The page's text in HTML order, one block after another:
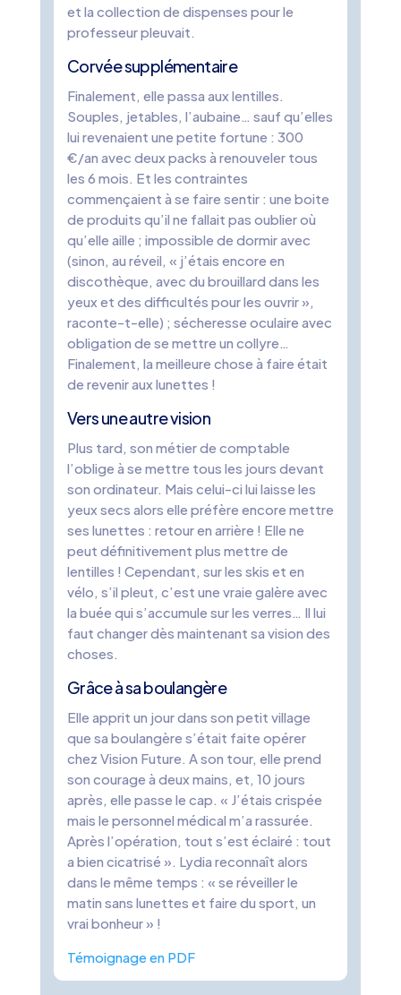
et la collection de dispenses pour le
professeur pleuvait.
Corvée supplémentaire
Finalement, elle passa aux lentilles.
Souples, jetables, l’aubaine… sauf qu’elles
lui revenaient une petite fortune : 300
€/an avec deux packs à renouveler tous
les 6 mois. Et les contraintes
commençaient à se faire sentir : une boite
de produits qu’il ne fallait pas oublier où
qu’elle aille ; impossible de dormir avec
(sinon, au réveil, « j’étais encore en
discothèque, avec du brouillard dans les
yeux et des difficultés pour les ouvrir »,
raconte-t-elle) ; sécheresse oculaire avec
obligation de se mettre un collyre…
Finalement, la meilleure chose à faire était
de revenir aux lunettes !
Vers une autre vision
Plus tard, son métier de comptable
l’oblige à se mettre tous les jours devant
son ordinateur. Mais celui-ci lui laisse les
yeux secs alors elle préfère encore mettre
ses lunettes : retour en arrière ! Elle ne
peut définitivement plus mettre de
lentilles ! Cependant, sur les skis et en
vélo, s’il pleut, c’est une vraie galère avec
la buée qui s’accumule sur les verres… Il lui
faut changer dès maintenant sa vision des
choses.
Grâce à sa boulangère
Elle apprit un jour dans son petit village
que sa boulangère s’était faite opérer
chez Vision Future. A son tour, elle prend
son courage à deux mains, et, 10 jours
après, elle passe le cap. « J’étais crispée
mais le personnel médical m’a rassurée.
Après l’opération, tout s’est éclairé : tout
a bien cicatrisé ». Lydia reconnaît alors
dans le même temps : « se réveiller le
matin sans lunettes et faire du sport, un
vrai bonheur » !
Témoignage en PDF